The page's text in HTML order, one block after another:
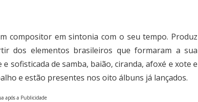
compositor em sintonia com o seu tempo. Produz
dos elementos brasileiros que formaram a sua
sofisticada de samba, baião, ciranda, afoxé e xote e
e estão presentes nos oito álbuns já lançados.
após a Publicidade